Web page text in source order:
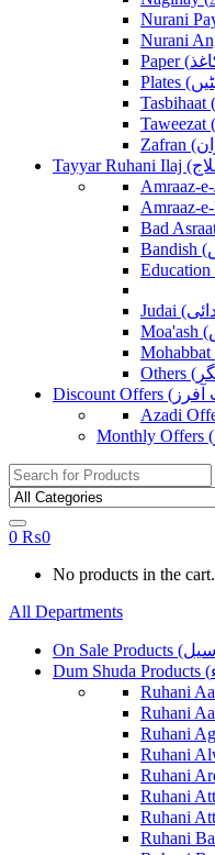
Search
for:
0 ₨0
No products in the cart.
All Departments